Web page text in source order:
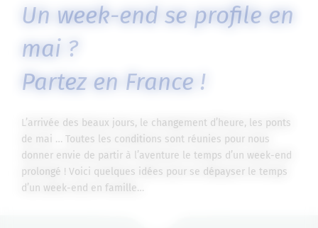
Un week-end se profile en
mai ?
Partez en France !
L’arrivée des beaux jours, le changement d’heure, les ponts
de mai … Toutes les conditions sont réunies pour nous
donner envie de partir à l’aventure le temps d’un week-end
prolongé ! Voici quelques idées pour se dépayser le temps
d’un week-end en famille…